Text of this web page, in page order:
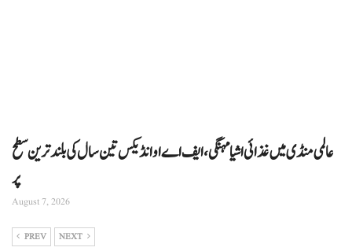
عالمی منڈی میں غذائی اشیا مہنگی، ایف اے او انڈیکس تین سال کی بلند ترین سطح
پر
August 7, 2026
PREV NEXT